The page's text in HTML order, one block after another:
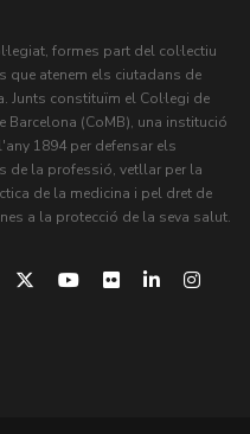
formes part del col·lectiu
que atenem els ciutadans de
Junts constituïm el Col·legi de
Barcelona (CoMB), una institució
1894 per defensar els
de la professió, vetllar per la
de la medicina i pel dret de
a la protecció de la seva salut.